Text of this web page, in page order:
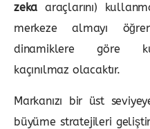
zeka araçlarını)
merkeze almayı
dinamiklere göre
kaçınılmaz olacaktır.
Markanızı bir üst
büyüme stratejileri